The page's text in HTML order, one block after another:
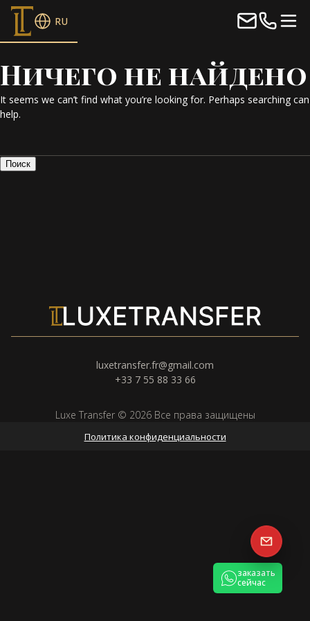
RU
Ничего не найдено
It seems we can’t find what you’re looking for. Perhaps searching can
help.
luxetransfer.fr@gmail.com
+33 7 55 88 33 66
Luxe Transfer © 2026 Все права защищены
Политика конфиденциальности
заказать
сейчас